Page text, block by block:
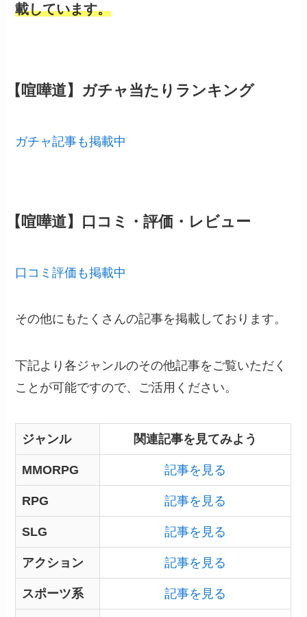
載しています。
【喧嘩道】ガチャ当たりランキング
ガチャ記事も掲載中
【喧嘩道】口コミ・評価・レビュー
口コミ評価も掲載中
その他にもたくさんの記事を掲載しております。
下記より各ジャンルのその他記事をご覧いただく
ことが可能ですので、ご活用ください。
ジャンル 関連記事を見てみよう
MMORPG 記事を見る
RPG 記事を見る
SLG 記事を見る
アクション 記事を見る
スポーツ系 記事を見る